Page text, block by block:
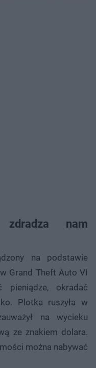
nam
na podstawie
Grand Theft Auto VI
pieniądze, okradać
Plotka ruszyła w
na wycieku
ze znakiem dolara.
można nabywać